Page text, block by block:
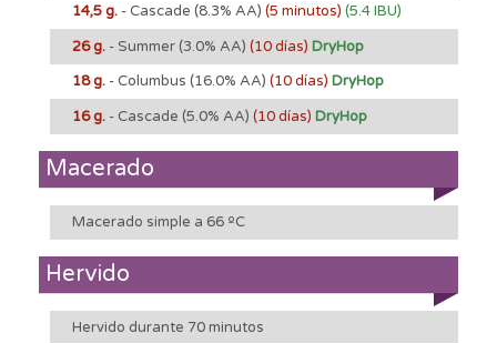
14,5 g. - Cascade (8.3% AA) (5 minutos) (5.4 IBU)
26 g. - Summer (3.0% AA) (10 días) DryHop
18 g. - Columbus (16.0% AA) (10 días) DryHop
16 g. - Cascade (5.0% AA) (10 días) DryHop
Macerado
Macerado simple a 66 ºC
Hervido
Hervido durante 70 minutos